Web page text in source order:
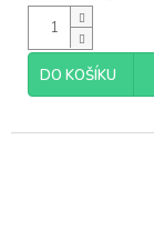
5,0
5
hvězdiček.
cena:
DO KOŠÍKU